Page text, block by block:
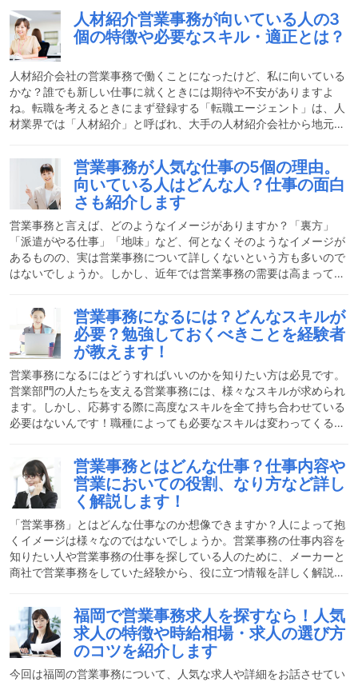
自分の経験をもとに、注意点も交えながらご紹介させていただきま
す。営業事務のおおまかな仕事内容営業事務は、主にどんな仕事を
担当するのでしょうか?営業事務は一般事務と違い、営業に特化し
た事務作業を行います。営業部門の社員のサポート役として、会議
で使う資料を作成したり自社とクライアントを繋ぐ連絡のやり取り
を
人材紹介営業事務が向いている人の3
個の特徴や必要なスキル・適正とは？
人材紹介会社の営業事務で働くことになったけど、私に向いている
かな？誰でも新しい仕事に就くときには期待や不安がありますよ
ね。転職を考えるときにまず登録する「転職エージェント」は、人
材業界では「人材紹介」と呼ばれ、大手の人材紹介会社から地元密
に向いている人の特徴や必要なスキル・適正について説明していき
ます。興味のある方やこれから就業する方は是非ご一読ください
ね！人材紹介の営業事務の仕事とはどんな仕事？転職を考えている
人と人材を募集している企業を繋ぐのが、人材紹介の営業職の仕事
です。私たちが転職をしたいと考えた時にはまず転職サイトに登録
しま
営業事務が人気な仕事の5個の理由。
向いている人はどんな人？仕事の面白
さも紹介します
営業事務と言えば、どのようなイメージがありますか？「裏方」
「派遣がやる仕事」「地味」など、何となくそのようなイメージが
あるものの、実は営業事務について詳しくないという方も多いので
はないでしょうか。しかし、近年では営業事務の需要は高まってお
が人気な仕事の理由や、向いている人の具体的な特徴、そして仕事
の面白さも紹介していきます！営業事務はどのような仕事？営業事
務は、一般的にはその名の通り「営業担当者の補佐として、事務作
業を行う仕事」という定義になります。しかし、会社や職種によ
り、任される範囲は大きく異なります。契約書作成、顧客とのメー
ルや
営業事務になるには？どんなスキルが
必要？勉強しておくべきことを経験者
が教えます！
営業事務になるにはどうすればいいのかを知りたい方は必見です。
営業部門の人たちを支える営業事務には、様々なスキルが求められ
ます。しかし、応募する際に高度なスキルを全て持ち合わせている
必要はないんです！職種によっても必要なスキルは変わってくるの
ために予め持っていると便利なスキルなど、私の過去の経験をもと
に幅広く説明していきたいと思います。営業事務とはどんな仕事？
営業事務の仕事は、簡単に説明すると営業部門の人たちの補佐をす
る仕事です。事務という言葉が入っていますが、お茶を入れたり電
話応対をしたりするだけではありません。時には外回りをしたり、
営業事務とはどんな仕事？仕事内容や
営業においての役割、なり方など詳し
く解説します！
「営業事務」とはどんな仕事なのか想像できますか？人によって抱
くイメージは様々なのではないでしょうか。営業事務の仕事内容を
知りたい人や営業事務の仕事を探している人のために、メーカーと
商社で営業事務をしていた経験から、役に立つ情報を詳しく解説し
業務内容や業種は多岐にわたります。基本的な内容としては、営業
部署にて営業のアシスタント的な業務を行います。扱う商品にもよ
りますが、商品の受発注や在庫管理をしたり、営業担当が必要な書
類作成や補助的な仕事を担当します。また、部内の庶務を任される
ことも多いようです。営業事務の役割とは？営業担当のアシスタン
福岡で営業事務求人を探すなら！人気
求人の特徴や時給相場・求人の選び方
のコツを紹介します
今回は福岡の営業事務について、人気な求人や詳細をお話させてい